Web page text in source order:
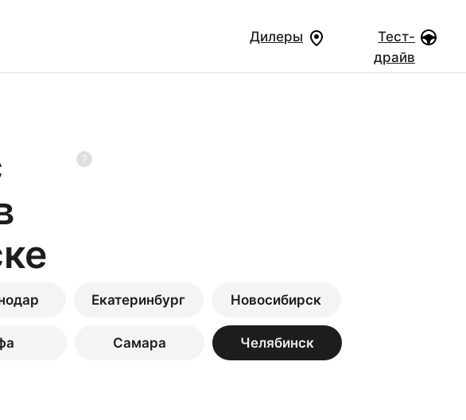
Дилеры
Тест-
драйв
Екатеринбург Новосибирск
Самара Челябинск